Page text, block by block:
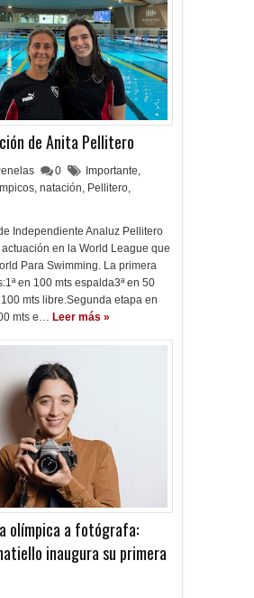
de Anita Pellitero
0 Importante,
, natación, Pellitero,
Independiente Analuz Pellitero
en la World League que
Para Swimming. La primera
en 100 mts espalda3ª en 50
mts libre.Segunda etapa en
mts e… Leer más »
olímpica a fotógrafa:
inaugura su primera